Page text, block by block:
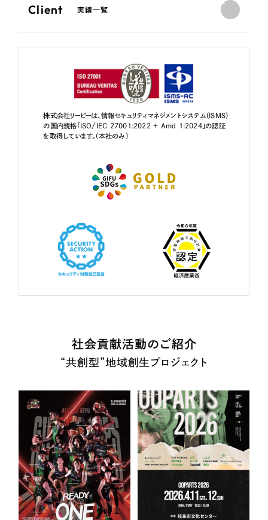
Client 実績一覧
株式会社リーピーは、情報セキュリティマネジメントシステム（ISMS）
の国内規格「ISO/IEC 27001:2022 + Amd 1:2024」の認証
を取得しています。（本社のみ）
社会貢献活動のご紹介
“共創型”地域創生プロジェクト